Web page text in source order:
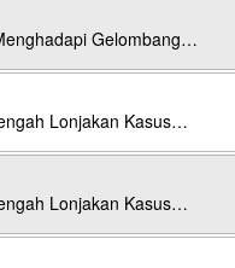
Gelombang…
Lonjakan Kasus…
Lonjakan Kasus…